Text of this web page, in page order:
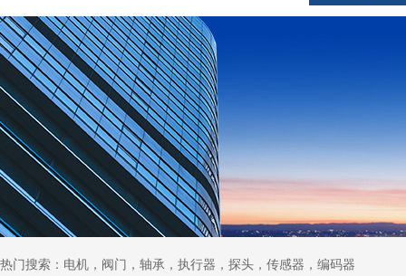
热门搜索：电机，阀门，轴承，执行器，探头，传感器，编码器